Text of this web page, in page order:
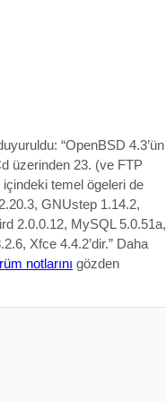
“OpenBSD 4.3’ün
üzerinden 23. (ve FTP
temel ögeleri de
GNUstep 1.14.2,
2.0.0.12, MySQL 5.0.51a,
Xfce 4.4.2’dir.” Daha
notlarını gözden